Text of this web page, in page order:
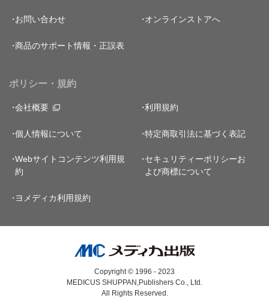
お問い合わせ オンラインストアへ
商品のサポート情報・正誤表
ポリシー・規約
会社概要 利用規約
個人情報について 特定商取引法に基づく表記
Webサイトコンテンツ利用規
約
セキュリティーポリシーお
よび商標について
ヨメディカ利用規約
Copyright © 1996 - 2023
MEDICUS SHUPPAN,Publishers Co., Ltd.
All Rights Reserved.